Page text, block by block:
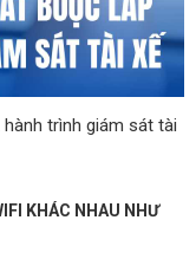
trình giám sát tài
KHÁC NHAU NHƯ